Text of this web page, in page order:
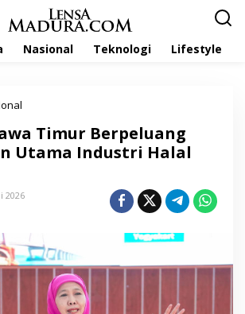
Nasional Teknologi Lifestyle
o
f
i
a
a
w
Timur Berpeluang
Utama Industri Halal
2026